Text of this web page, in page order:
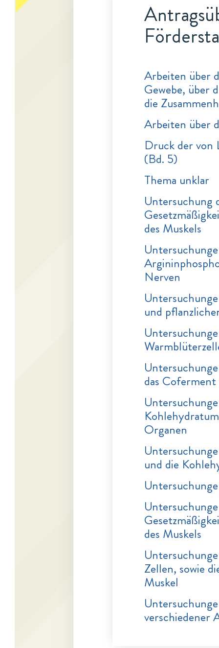
Arbeiten über
Gewebe, über
die
Arbeiten über
Druck der von
(Bd. 5)
Thema unklar
Untersuchung
des Muskels
Nerven
und
das
Organen
und die
des Muskels
Zellen, sowie
Muskel
verschiedener